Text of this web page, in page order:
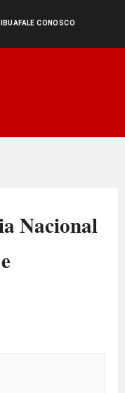
FALE CONOSCO
Nacional